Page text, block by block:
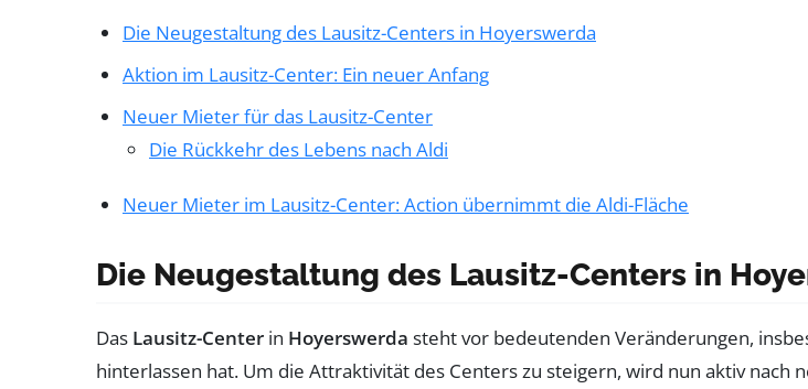
Die Neugestaltung des Lausitz-Centers in Hoyerswerda
Aktion im Lausitz-Center: Ein neuer Anfang
Neuer Mieter für das Lausitz-Center
Die Rückkehr des Lebens nach Aldi
Neuer Mieter im Lausitz-Center: Action übernimmt die Aldi-Fläche
Die Neugestaltung des Lausitz-Centers in
Das Lausitz-Center in Hoyerswerda steht vor bedeutenden Veränderungen,
hinterlassen hat. Um die Attraktivität des Centers zu steigern, wird nun aktiv